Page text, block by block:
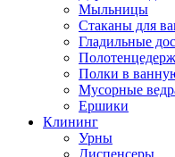
Мыльницы
Стаканы для
Гладильные
Полки в
Мусорные
Ершики
Клининг
Урны
Диспенсеры